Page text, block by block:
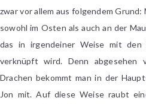
zwar vor allem aus folgendem
sowohl im Osten als auch an der
das in irgendeiner Weise mit den
verknüpft wird. Denn abgesehen
Drachen bekommt man in der
Jon mit. Auf diese Weise raubt